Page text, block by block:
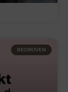
BEDRIJVEN